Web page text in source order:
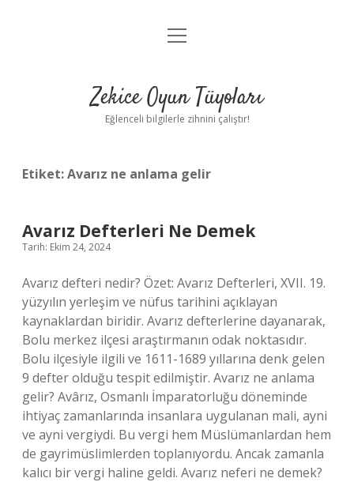
Anasayfa
Yasal Uyarı
menüyü
Zekice Oyun Tüyoları
Eğlenceli bilgilerle zihnini çalıştır!
Etiket:Avarız ne anlama gelir
Avarız Defterleri Ne Demek
Tarih: Ekim 24, 2024
Avarız defteri nedir? Özet: Avarız Defterleri, XVII. 19.
yüzyılın yerleşim ve nüfus tarihini açıklayan
kaynaklardan biridir. Avarız defterlerine dayanarak,
Bolu merkez ilçesi araştırmanın odak noktasıdır.
Bolu ilçesiyle ilgili ve 1611-1689 yıllarına denk gelen
9 defter olduğu tespit edilmiştir. Avarız ne anlama
gelir? Avârız, Osmanlı İmparatorluğu döneminde
ihtiyaç zamanlarında insanlara uygulanan mali, ayni
ve ayni vergiydi. Bu vergi hem Müslümanlardan hem
de gayrimüslimlerden toplanıyordu. Ancak zamanla
kalıcı bir vergi haline geldi. Avarız neferi ne demek?